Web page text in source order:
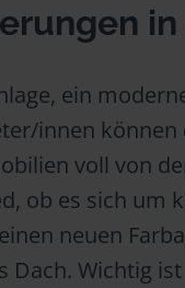
ein
innen
voll von
ob es sich um
neuen
Dach. Wichtig